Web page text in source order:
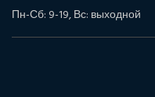
Пн-Сб: 9-19, Вс: выходной